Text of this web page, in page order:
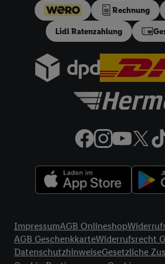
Rechnung
Lidl Ratenzahlung
ImpressumAGB Onlineshop
AGB GeschenkkarteWiderrufsrecht
DatenschutzhinweiseGesetzliche
Lidl Plus-Konto erstellen bzw. sich in Ihr
Plus-Konto einloggen, kann darüber
angegebene E-Mail-Adresse von uns in
verwendet werden, um daraus eine
zu erstellen (die sogenannte EUID), die
die sogleich beschriebene Utiq-Kennung
um Sie in von Dritten betriebenen
uns und einem der anderen oben
in einen Hashwert umgewandelte E-Mail-
Zudem erlauben Sie uns, der Utiq SA/NV
Ihrem
Telekommunikationsnetzbetreiber
Wenn das der Fall ist, gibt Utiq Ihre IP-
Netzbetreiber weiter, der anhand der IP-
Kundenkonto-Referenz, wie z.B. Ihrer